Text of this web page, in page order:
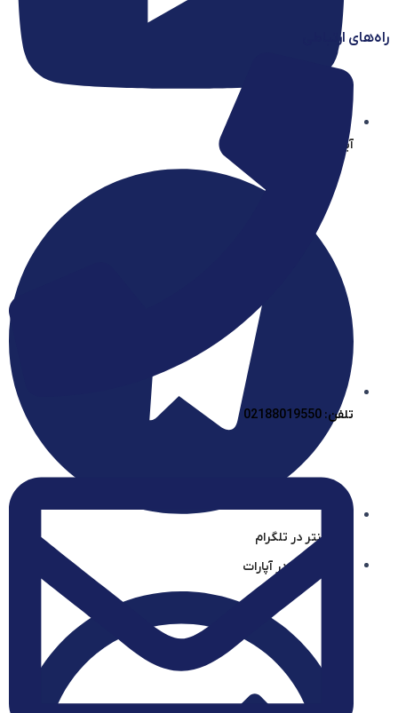
آیساسنتر در یوتیوب
آیساسنتر در تلگرام
آیساسنتر در آپارات
راه‌های ارتباطی
تلفن: 02188019550